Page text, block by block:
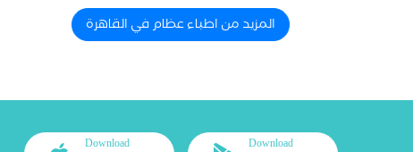
المزيد من اطباء عظام في القاهرة
Download
Download